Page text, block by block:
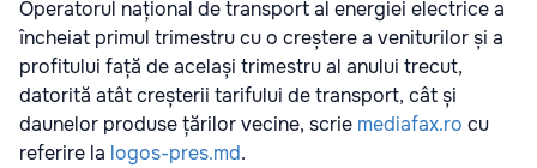
Operatorul național de transport al energiei electrice a
încheiat primul trimestru cu o creștere a veniturilor și a
profitului față de același trimestru al anului trecut,
datorită atât creșterii tarifului de transport, cât și
daunelor produse țărilor vecine, scrie mediafax.ro cu
referire la logos-pres.md.